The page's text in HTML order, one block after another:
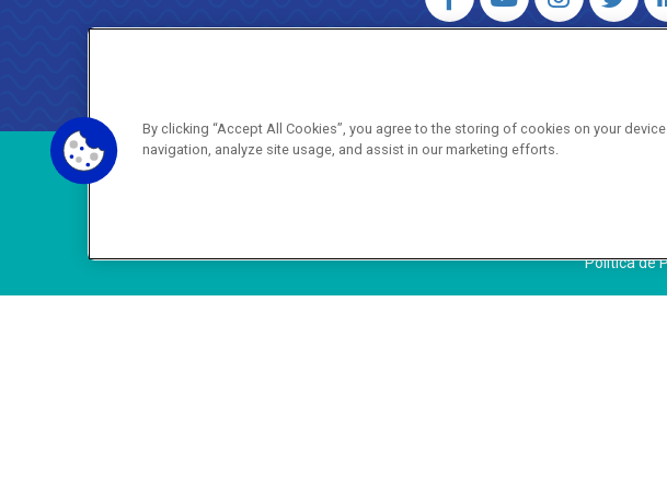
AGENERSA – Agência
Política de
By clicking “Accept All Cookies”, you agree to the storing of cookies on your
navigation, analyze site usage, and assist in our marketing efforts.